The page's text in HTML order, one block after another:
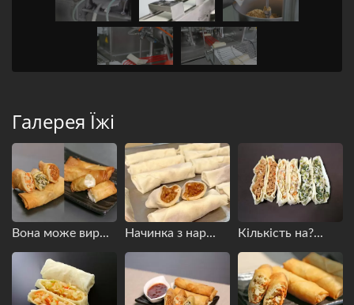
Галерея Їжі
Вона може вир... Начинка з нар... Кількість на?...